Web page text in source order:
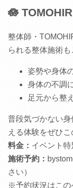
🪷
整体師・
られる整体施術も
姿勢や身体
身体の不調
足元から整
普段気づかない
える体験をぜひこ
料金： イベント特
施術予約：
さい）
※予約状況はこの